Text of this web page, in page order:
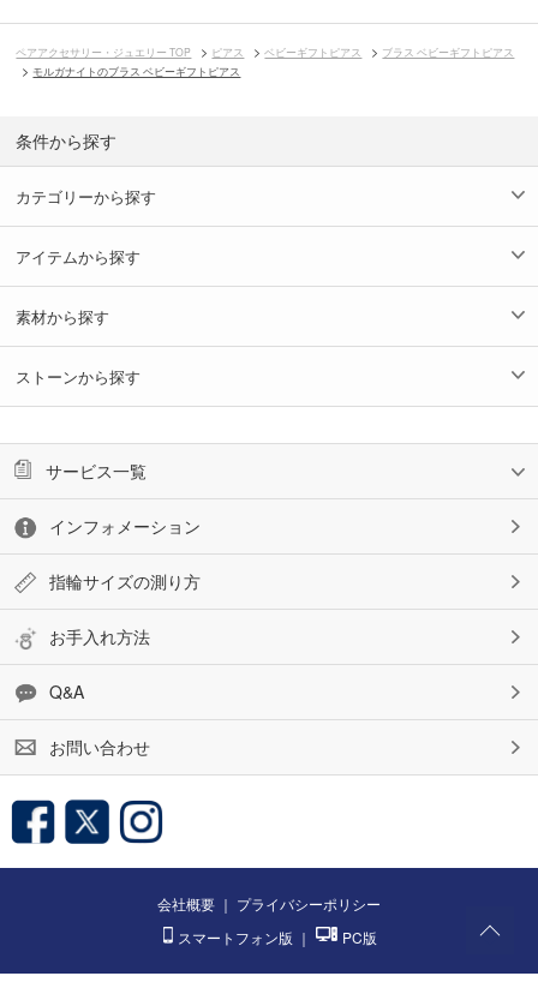
ペアアクセサリー・ジュエリー TOP ピアス ベビーギフトピアス
ブラス ベビーギフトピアス
モルガナイトのブラス ベビーギフトピアス
条件から探す
カテゴリーから探す
アイテムから探す
素材から探す
ストーンから探す
サービス一覧
インフォメーション
指輪サイズの測り方
お手入れ方法
Q&A
お問い合わせ
会社概要 ｜ プライバシーポリシー
スマートフォン版 ｜ PC版